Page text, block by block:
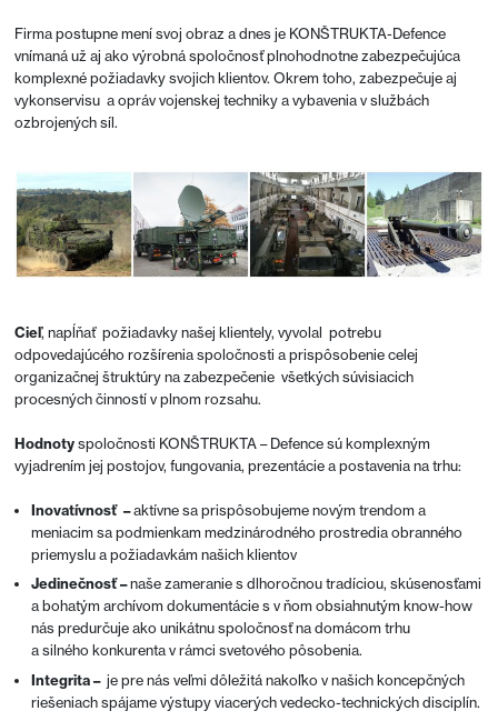
Firma postupne mení svoj obraz a dnes je KONŠTRUKTA-Defence
vnímaná už aj ako výrobná spoločnosť plnohodnotne zabezpečujúca
komplexné požiadavky svojich klientov. Okrem toho, zabezpečuje aj
vykonservisu a opráv vojenskej techniky a vybavenia v službách
ozbrojených síl.
Cieľ, napĺňať požiadavky našej klientely, vyvolal potrebu
odpovedajúcého rozšírenia spoločnosti a prispôsobenie celej
organizačnej štruktúry na zabezpečenie všetkých súvisiacich
procesných činností v plnom rozsahu.
Hodnotyspoločnosti KONŠTRUKTA – Defence sú komplexným
vyjadrením jej postojov, fungovania, prezentácie a postavenia na trhu:
Inovatívnosť –aktívne sa prispôsobujeme novým trendom a
meniacim sa podmienkam medzinárodného prostredia obranného
priemyslu a požiadavkám našich klientov
Jedinečnosť –naše zameranie s dlhoročnou tradíciou, skúsenosťami
a bohatým archívom dokumentácie s v ňom obsiahnutým know-how
nás predurčuje ako unikátnu spoločnosť na domácom trhu
a silného konkurenta v rámci svetového pôsobenia.
Integrita –je pre nás veľmi dôležitá nakoľko v našich koncepčných
riešeniach spájame výstupy viacerých vedecko-technických disciplín.